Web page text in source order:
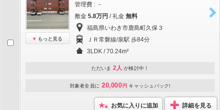
もっと見る
管理費 : －
敷金 5.8万円 / 礼金 無料
福島県いわき市鹿島町久保３
ＪＲ常磐線/泉駅 歩84分
3LDK / 70.24m²
ただいま 2人 が検討中！
対象者全員に 20,000 円 キャッシュバック!
お気に入りに追加 詳細を見る